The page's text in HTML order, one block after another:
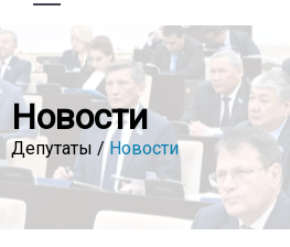
Новости
Депутаты /Новости